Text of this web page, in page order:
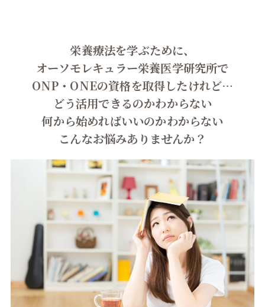
栄養療法を学ぶために、
オーソモレキュラー栄養医学研究所で
ONP・ONEの資格を取得したけれど…
どう活用できるのかわからない
何から始めればいいのかわからない
こんなお悩みありませんか？